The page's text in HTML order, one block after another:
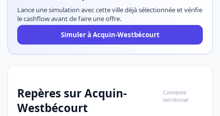
Lance une simulation avec cette ville déjà sélectionnée et vérifie
le cashflow avant de faire une offre.
Simuler à Acquin-Westbécourt
Repères sur Acquin-
Westbécourt
Contexte
territorial